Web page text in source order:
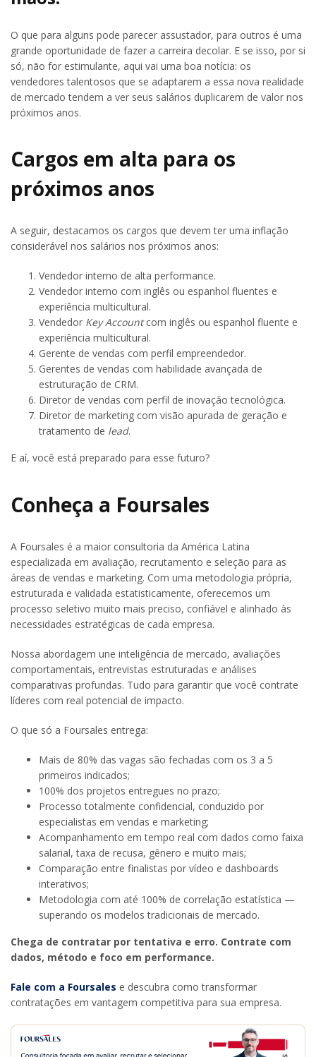
O que para alguns pode parecer assustador, para outros é uma
grande oportunidade de fazer a carreira decolar. E se isso, por si
só, não for estimulante, aqui vai uma boa notícia: os
vendedores talentosos que se adaptarem a essa nova realidade
de mercado tendem a ver seus salários duplicarem de valor nos
próximos anos.
Cargos em alta para os
próximos anos
A seguir, destacamos os cargos que devem ter uma inflação
considerável nos salários nos próximos anos:
Vendedor interno de alta performance.
Vendedor interno com inglês ou espanhol fluentes e
experiência multicultural.
Vendedor Key Accountcom inglês ou espanhol fluente e
experiência multicultural.
Gerente de vendas com perfil empreendedor.
Gerentes de vendas com habilidade avançada de
estruturação de CRM.
Diretor de vendas com perfil de inovação tecnológica.
Diretor de marketing com visão apurada de geração e
tratamento de lead.
E aí, você está preparado para esse futuro?
Conheça a Foursales
A Foursales é a maior consultoria da América Latina
especializada em avaliação, recrutamento e seleção para as
áreas de vendas e marketing. Com uma metodologia própria,
estruturada e validada estatisticamente, oferecemos um
processo seletivo muito mais preciso, confiável e alinhado às
necessidades estratégicas de cada empresa.
Nossa abordagem une inteligência de mercado, avaliações
comportamentais, entrevistas estruturadas e análises
comparativas profundas. Tudo para garantir que você contrate
líderes com real potencial de impacto.
O que só a Foursales entrega:
Mais de 80% das vagas são fechadas com os 3 a 5
primeiros indicados;
100% dos projetos entregues no prazo;
Processo totalmente confidencial, conduzido por
especialistas em vendas e marketing;
Acompanhamento em tempo real com dados como faixa
salarial, taxa de recusa, gênero e muito mais;
Comparação entre finalistas por vídeo e dashboards
interativos;
Metodologia com até 100% de correlação estatística —
superando os modelos tradicionais de mercado.
Chega de contratar por tentativa e erro. Contrate com
dados, método e foco em performance.
Fale com a Foursales e descubra como transformar
contratações em vantagem competitiva para sua empresa.